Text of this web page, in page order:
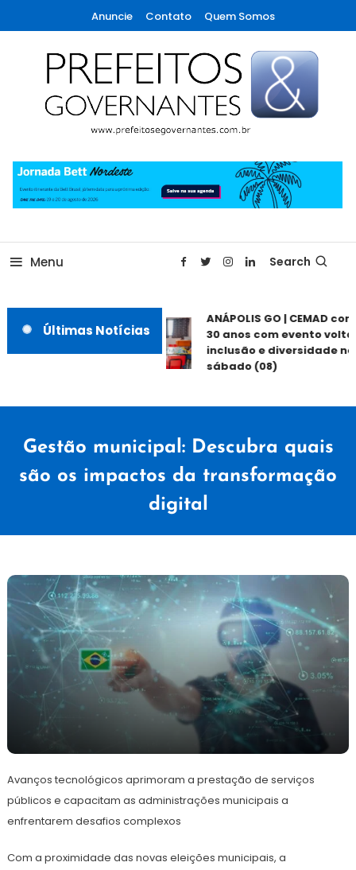
To
Content
Anuncie Contato Quem Somos
Prefeitos & Governantes
Menu Search
Últimas Notícias
ANÁPOLIS GO | CEMAD
30 anos com evento
inclusão e diversidade
sábado (08)
Gestão municipal: Descubra quais
são os impactos da transformação
digital
julho
de
Redação
Avanços tecnológicos aprimoram a prestação de serviços
públicos e capacitam as administrações municipais a
enfrentarem desafios complexos
Com a proximidade das novas eleições municipais, a